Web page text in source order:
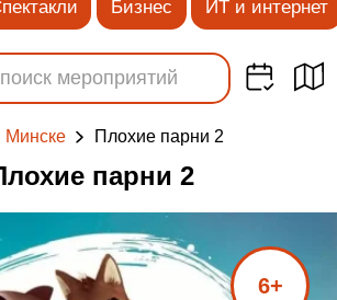
Бизнес ИТ и интернет
Минске Плохие парни 2
парни 2
6+